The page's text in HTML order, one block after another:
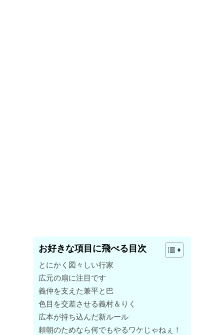
お好きな項目に飛べる目次
とにかく図々しい行家
広元の扇に注目です
義仲を支えた兼平と巴
色目を交差させる義村＆りく
広本が持ち込んだ新ルール
頼朝のためなら何でもやるワケじゃねぇ！